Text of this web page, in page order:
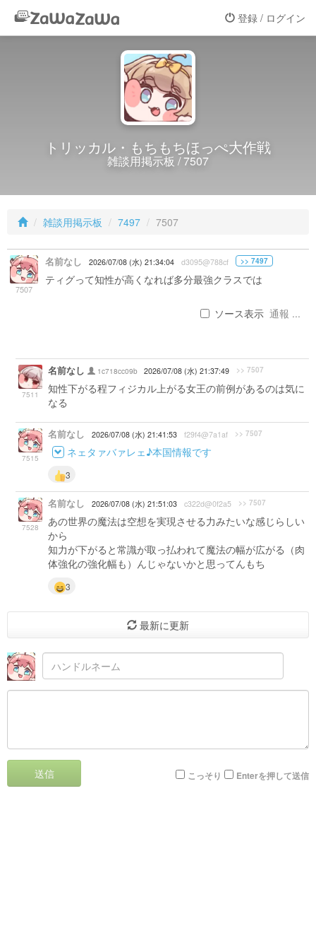
登録 / ログイン
トリッカル・もちもちほっぺ大作戦
雑談用掲示板 / 7507
雑談用掲示板 7497 7507
7507
名前なし 2026/07/08 (水) 21:34:04 d3095@788cf >> 7497
ティグって知性が高くなれば多分最強クラスでは
ソース表示 通報 ...
7511
名前なし 1c718cc09b 2026/07/08 (水) 21:37:49 >> 7507
知性下がる程フィジカル上がる女王の前例があるのは気に
なる
7515
名前なし 2026/07/08 (水) 21:41:53 f29f4@7a1af >> 7507
ネェタァバァレェ♪本国情報です
3
7528
名前なし 2026/07/08 (水) 21:51:03 c322d@0f2a5 >> 7507
あの世界の魔法は空想を実現させる力みたいな感じらしい
から
知力が下がると常識が取っ払われて魔法の幅が広がる（肉
体強化の強化幅も）んじゃないかと思ってんもち
3
最新に更新
送信 こっそり Enterを押して送信